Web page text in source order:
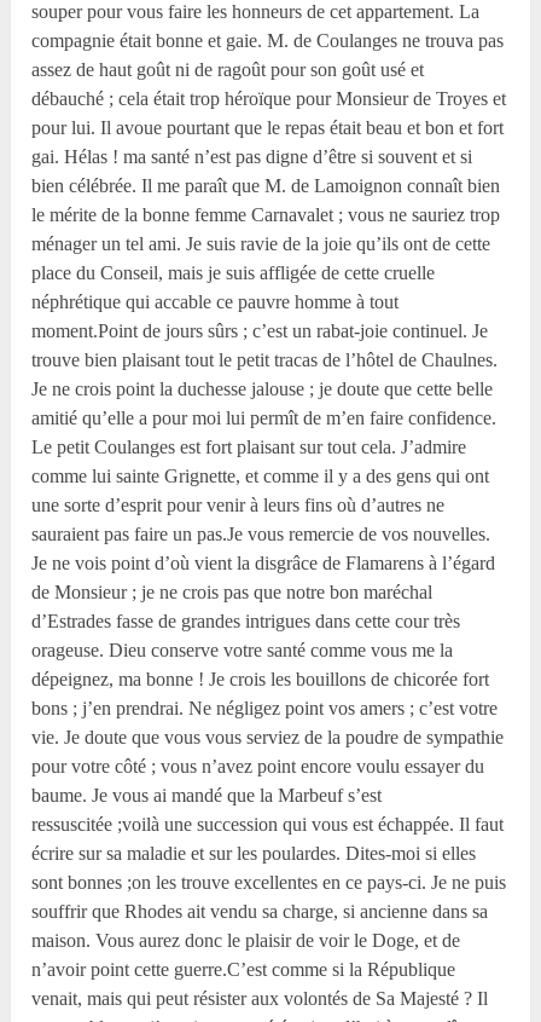
souper pour vous faire les honneurs de cet appartement. La
compagnie était bonne et gaie. M. de Coulanges ne trouva pas
assez de haut goût ni de ragoût pour son goût usé et
débauché ; cela était trop héroïque pour Monsieur de Troyes et
pour lui. Il avoue pourtant que le repas était beau et bon et fort
gai. Hélas ! ma santé n’est pas digne d’être si souvent et si
bien célébrée. Il me paraît que M. de Lamoignon connaît bien
le mérite de la bonne femme Carnavalet ; vous ne sauriez trop
ménager un tel ami. Je suis ravie de la joie qu’ils ont de cette
place du Conseil, mais je suis affligée de cette cruelle
néphrétique qui accable ce pauvre homme à tout
moment.Point de jours sûrs ; c’est un rabat-joie continuel. Je
trouve bien plaisant tout le petit tracas de l’hôtel de Chaulnes.
Je ne crois point la duchesse jalouse ; je doute que cette belle
amitié qu’elle a pour moi lui permît de m’en faire confidence.
Le petit Coulanges est fort plaisant sur tout cela. J’admire
comme lui sainte Grignette, et comme il y a des gens qui ont
une sorte d’esprit pour venir à leurs fins où d’autres ne
sauraient pas faire un pas.Je vous remercie de vos nouvelles.
Je ne vois point d’où vient la disgrâce de Flamarens à l’égard
de Monsieur ; je ne crois pas que notre bon maréchal
d’Estrades fasse de grandes intrigues dans cette cour très
orageuse. Dieu conserve votre santé comme vous me la
dépeignez, ma bonne ! Je crois les bouillons de chicorée fort
bons ; j’en prendrai. Ne négligez point vos amers ; c’est votre
vie. Je doute que vous vous serviez de la poudre de sympathie
pour votre côté ; vous n’avez point encore voulu essayer du
baume. Je vous ai mandé que la Marbeuf s’est
ressuscitée ;voilà une succession qui vous est échappée. Il faut
écrire sur sa maladie et sur les poulardes. Dites-moi si elles
sont bonnes ;on les trouve excellentes en ce pays-ci. Je ne puis
souffrir que Rhodes ait vendu sa charge, si ancienne dans sa
maison. Vous aurez donc le plaisir de voir le Doge, et de
n’avoir point cette guerre.C’est comme si la République
venait, mais qui peut résister aux volontés de Sa Majesté ? Il